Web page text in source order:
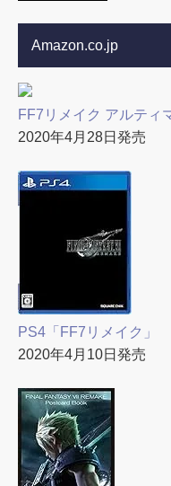
Amazon.co.jp
FF7リメイク アルティ
2020年4月28日発売
PS4「FF7リメイク」
2020年4月10日発売